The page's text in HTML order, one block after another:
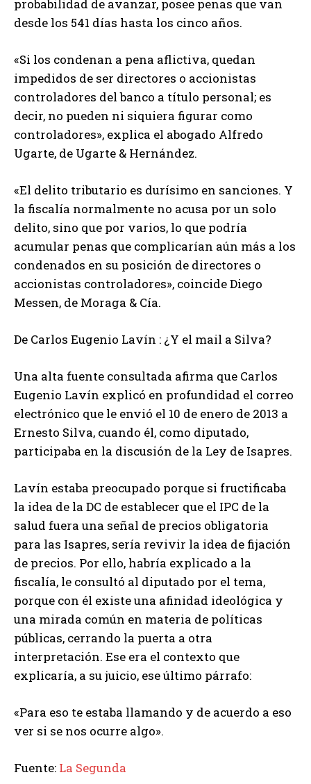
probabilidad de avanzar, posee penas que van
desde los 541 días hasta los cinco años.
«Si los condenan a pena aflictiva, quedan
impedidos de ser directores o accionistas
controladores del banco a título personal; es
decir, no pueden ni siquiera figurar como
controladores», explica el abogado Alfredo
Ugarte, de Ugarte & Hernández.
«El delito tributario es durísimo en sanciones. Y
la fiscalía normalmente no acusa por un solo
delito, sino que por varios, lo que podría
acumular penas que complicarían aún más a los
condenados en su posición de directores o
accionistas controladores», coincide Diego
Messen, de Moraga & Cía.
De Carlos Eugenio Lavín : ¿Y el mail a Silva?
Una alta fuente consultada afirma que Carlos
Eugenio Lavín explicó en profundidad el correo
electrónico que le envió el 10 de enero de 2013 a
Ernesto Silva, cuando él, como diputado,
participaba en la discusión de la Ley de Isapres.
Lavín estaba preocupado porque si fructificaba
la idea de la DC de establecer que el IPC de la
salud fuera una señal de precios obligatoria
para las Isapres, sería revivir la idea de fijación
de precios. Por ello, habría explicado a la
fiscalía, le consultó al diputado por el tema,
porque con él existe una afinidad ideológica y
una mirada común en materia de políticas
públicas, cerrando la puerta a otra
interpretación. Ese era el contexto que
explicaría, a su juicio, ese último párrafo:
«Para eso te estaba llamando y de acuerdo a eso
ver si se nos ocurre algo».
Fuente: La Segunda